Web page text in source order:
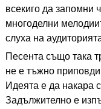
всекиго да запомни
многоделни
слуха на
Песента също така
не е тъжно
Идеята е да накара
Задължително е